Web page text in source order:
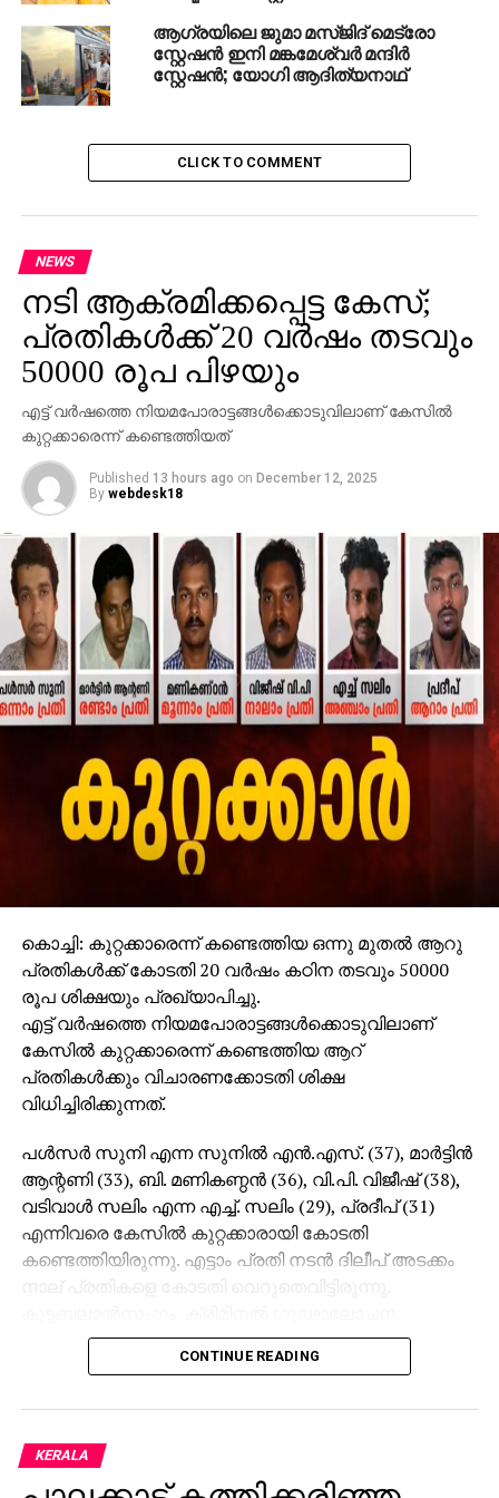
ആഗ്രയിലെ ജുമാ മസ്ജിദ് മെട്രോ
സ്റ്റേഷന്‍ ഇനി മങ്കമേശ്വര്‍ മന്ദിര്‍
സ്റ്റേഷന്‍; യോഗി ആദിത്യനാഥ്
CLICK TO COMMENT
NEWS
നടി ആക്രമിക്കപ്പെട്ട കേസ്;
പ്രതികള്‍ക്ക് 20 വര്‍ഷം തടവും
50000 രൂപ പിഴയും
എട്ട് വര്‍ഷത്തെ നിയമപോരാട്ടങ്ങള്‍ക്കൊടുവിലാണ് കേസില്‍
കുറ്റക്കാരെന്ന് കണ്ടെത്തിയത്
Published 13 hours ago on December 12, 2025
By webdesk18
കൊച്ചി: കുറ്റക്കാരെന്ന് കണ്ടെത്തിയ ഒന്നു മുതല്‍ ആറു
പ്രതികള്‍ക്ക് കോടതി 20 വര്‍ഷം കഠിന തടവും 50000
രൂപ ശിക്ഷയും പ്രഖ്യാപിച്ചു.
എട്ട് വര്‍ഷത്തെ നിയമപോരാട്ടങ്ങള്‍ക്കൊടുവിലാണ്
കേസില്‍ കുറ്റക്കാരെന്ന് കണ്ടെത്തിയ ആറ്
പ്രതികള്‍ക്കും വിചാരണക്കോടതി ശിക്ഷ
വിധിച്ചിരിക്കുന്നത്.
പള്‍സര്‍ സുനി എന്ന സുനില്‍ എന്‍.എസ്. (37), മാര്‍ട്ടിന്‍
ആന്റണി (33), ബി. മണികണ്ഠന്‍ (36), വി.പി. വിജീഷ് (38),
വടിവാള്‍ സലിം എന്ന എച്ച്. സലിം (29), പ്രദീപ് (31)
എന്നിവരെ കേസില്‍ കുറ്റക്കാരായി കോടതി
കണ്ടെത്തിയിരുന്നു. എട്ടാം പ്രതി നടന്‍ ദിലീപ് അടക്കം
നാല് പ്രതികളെ കോടതി വെറുതെവിട്ടിരുന്നു.
അന്യായ തടവില്‍ വയ്ക്കല്‍, സ്ത്രീത്വത്തെ
അപമാനിക്കല്‍, നഗ്‌നയാകാന്‍ നിര്‍ബന്ധിക്കല്‍
കോടതിയോട് പറഞ്ഞിരുന്നു.
CONTINUE READING
KERALA